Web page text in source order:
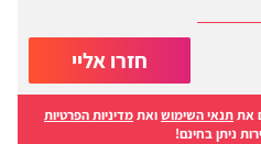
חזרו אליי
אתתנאי השימושואתמדיניות הפרטיות
ניתן בחינם!